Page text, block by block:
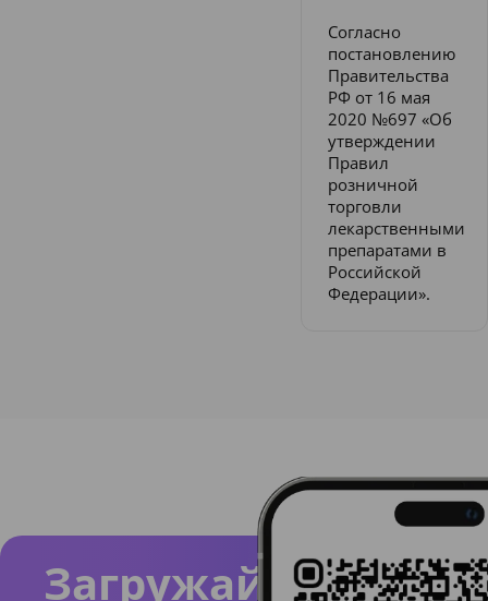
Согласно
постановлению
Правительства
РФ от 16 мая
2020 №697 «Об
утверждении
Правил
розничной
торговли
лекарственными
препаратами в
Российской
Федерации».
Загружайте